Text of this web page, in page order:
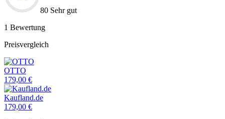
80 Sehr gut
1 Bewertung
Preisvergleich
OTTO
179,00 €
Kaufland.de
179,00 €